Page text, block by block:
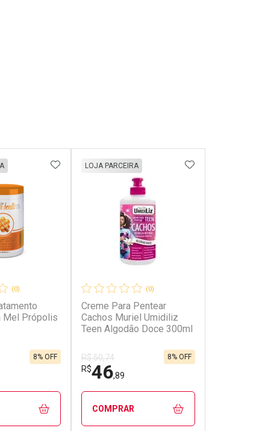
(0)
Mel Própolis
8% OFF
ADICIONAR AOS FAVORITOS
(0)
Creme Para Pentear
Cachos Muriel Umidiliz
Teen Algodão Doce 300ml
LOJA PARCEIRA
R$ 50,74
R$46,89
8% OFF
ADICIONAR AOS
COMPRAR